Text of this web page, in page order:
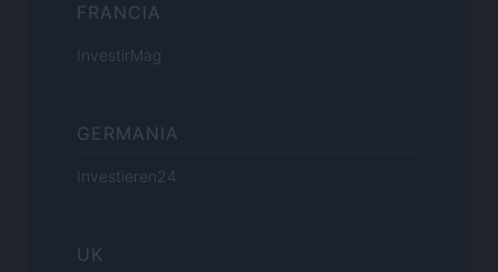
FRANCIA
InvestirMag
GERMANIA
Investieren24
UK